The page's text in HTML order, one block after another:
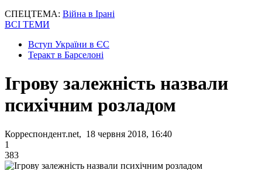
СПЕЦТЕМА: Війна в Ірані
ВСІ ТЕМИ
Вступ України в ЄС
Теракт в Барселоні
Ігрову залежність назвали
психічним розладом
Корреспондент.net, 18 червня 2018, 16:40
1
383